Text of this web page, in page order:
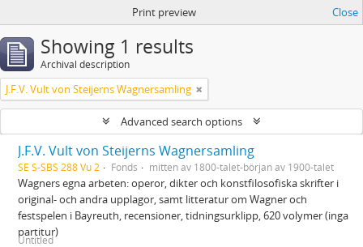
Print preview Close
Showing 1 results
Archival description
J.F.V. Vult von Steijerns Wagnersamling
Advanced search options
J.F.V. Vult von Steijerns Wagnersamling
SE S-SBS 288 Vu 2 Fonds mitten av 1800-talet-början av 1900-talet
Wagners egna arbeten: operor, dikter och konstfilosofiska skrifter i
original- och andra upplagor, samt litteratur om Wagner och
festspelen i Bayreuth, recensioner, tidningsurklipp, 620 volymer (inga
partitur)
Untitled